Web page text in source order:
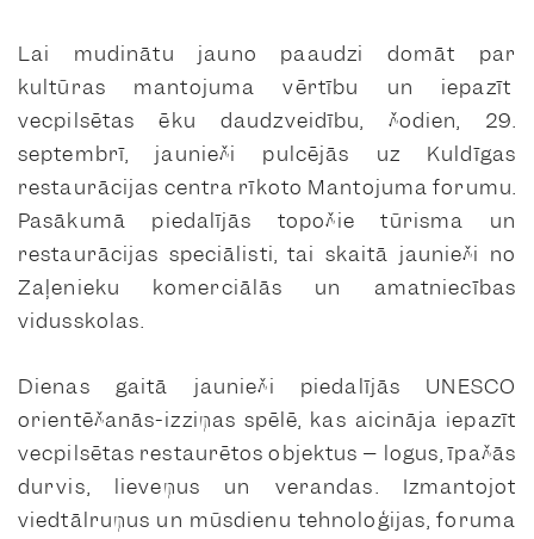
Lai mudinātu jauno paaudzi domāt par
kultūras mantojuma vērtību un iepazīt
vecpilsētas ēku daudzveidību, šodien, 29.
septembrī, jaunieši pulcējās uz Kuldīgas
restaurācijas centra rīkoto Mantojuma forumu.
Pasākumā piedalījās topošie tūrisma un
restaurācijas speciālisti, tai skaitā jaunieši no
Zaļenieku komerciālās un amatniecības
vidusskolas.
Dienas gaitā jaunieši piedalījās UNESCO
orientēšanās-izziņas spēlē, kas aicināja iepazīt
vecpilsētas restaurētos objektus – logus, īpašās
durvis, lieveņus un verandas. Izmantojot
viedtālruņus un mūsdienu tehnoloģijas, foruma